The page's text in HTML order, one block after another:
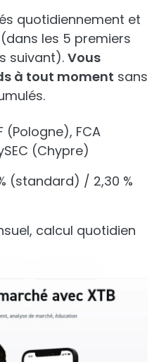
quotidiennement et
les 5 premiers
suivant). Vous
à tout moment sans
(Pologne), FCA
(Chypre)
(standard) / 2,30 %
calcul quotidien